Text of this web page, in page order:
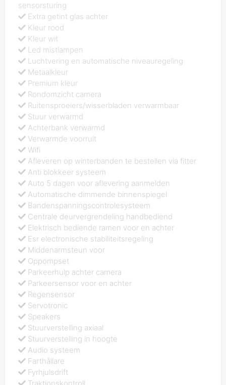
sensorsturing
Extra getint glas achter
Kleur rood
Kleur wit
Led mistlampen
Luchtvering en automatische niveauregeling
Metaalkleur
Premium kleur
Rondomzicht camera
Ruitensproeiers/wisserbladen verwarmbaar
Stuur verwarmd
Achterbank verwarmd
Verwarmde voorruit
Wifi
Afleveren op winterbanden te bestellen via fitter
Anti blokkeer systeem
Auto 5 dagen voor aflevering aanmelden
Automatische dimmende binnenspiegel
Bandenspanningscontrolesysteem
Centrale deurvergrendeling handbediend
Elektrisch bediende ramen voor en achter
Esr electronische stabiliteitsregeling
Middenarmsteun voor
Oppompset
Parkeerhulp achter camera
Parkeersensor voor en achter
Regensensor
Servotronic
Speakers
Stuurverstelling axiaal
Stuurverstelling in hoogte
Audio systeem
Farthållare
Fyrhjulsdrift